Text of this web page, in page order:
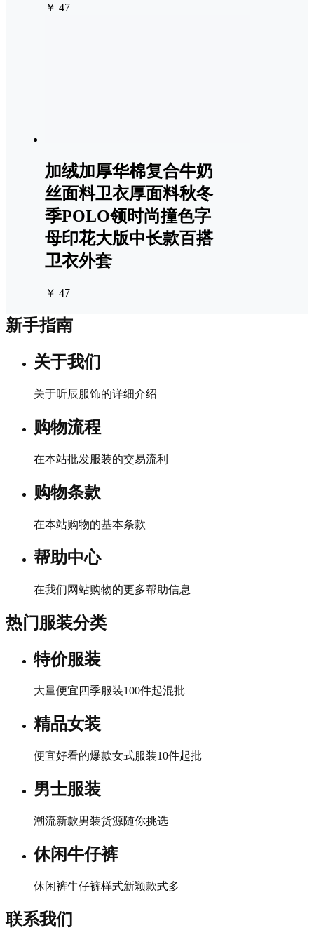
￥ 47
加绒加厚华棉复合牛奶
丝面料卫衣厚面料秋冬
季POLO领时尚撞色字
母印花大版中长款百搭
卫衣外套
￥ 47
新手指南
关于我们
关于昕辰服饰的详细介绍
购物流程
在本站批发服装的交易流利
购物条款
在本站购物的基本条款
帮助中心
在我们网站购物的更多帮助信息
热门服装分类
特价服装
大量便宜四季服装100件起混批
精品女装
便宜好看的爆款女式服装10件起批
男士服装
潮流新款男装货源随你挑选
休闲牛仔裤
休闲裤牛仔裤样式新颖款式多
联系我们